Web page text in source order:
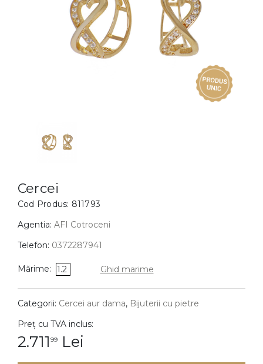
BIJUTERII COPII
Cercei
Bratari
Coliere
Lanturi
Pandantive
DIAMANTE Vezi toate
Cercei
Cercei
Cod Produs: 811793
Agentia: AFI Cotroceni
Telefon: 0372287941
Mărime: 1.2 Ghid marime
Categorii: Cercei aur dama, Bijuterii cu pietre
Preț cu TVA inclus:
2.711 99 Lei